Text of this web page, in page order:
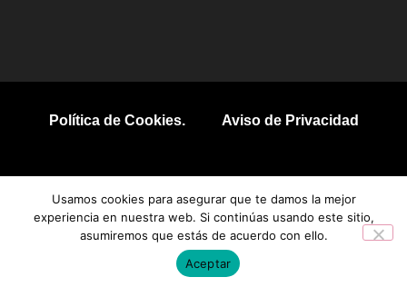
Política de Cookies. Aviso de Privacidad
Usamos cookies para asegurar que te damos la mejor
experiencia en nuestra web. Si continúas usando este sitio,
asumiremos que estás de acuerdo con ello.
Aceptar